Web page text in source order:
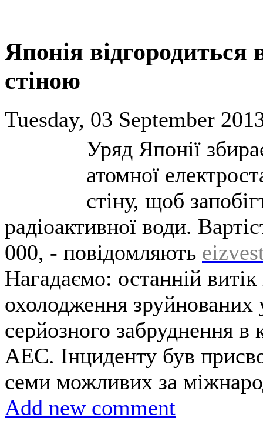
Японія відгородиться
стіною
Tuesday, 03 September
Уряд Японії
атомної
стіну, щоб
радіоактивної води.
000, - повідомляють
Нагадаємо: останній
охолодження зруйнованих
серйозного забруднення в
АЕС. Інциденту був
семи можливих за
Add new comment